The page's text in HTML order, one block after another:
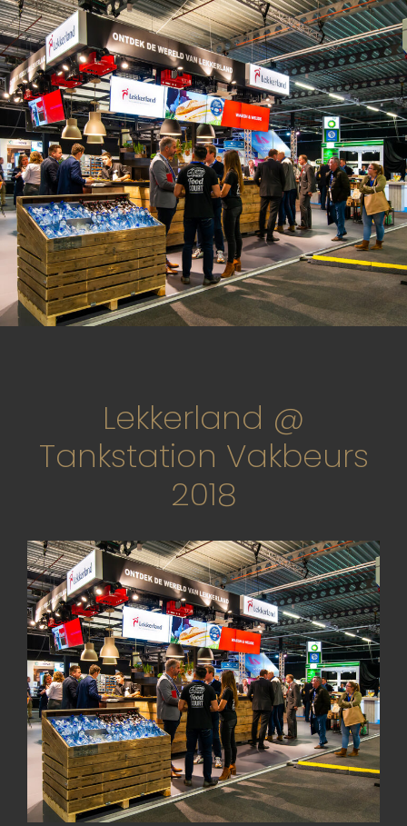
Lekkerland @
Tankstation Vakbeurs
2018